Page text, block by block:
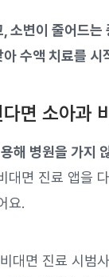
소변이 줄어드
수액 치료를 시
면 소아과
해 병원을 가지
대면 진료 앱을
요.
면 진료 시범